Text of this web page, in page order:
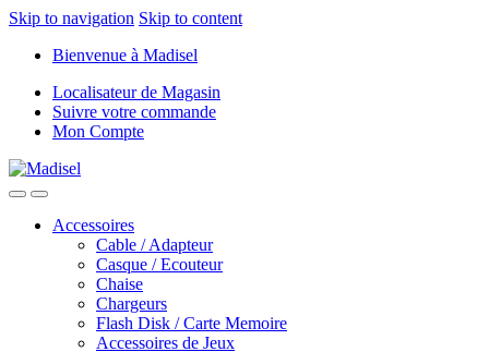
Skip to navigation Skip to content
Bienvenue à Madisel
Localisateur de Magasin
Suivre votre commande
Mon Compte
Accessoires
Cable / Adapteur
Casque / Ecouteur
Chaise
Chargeurs
Flash Disk / Carte Memoire
Accessoires de Jeux